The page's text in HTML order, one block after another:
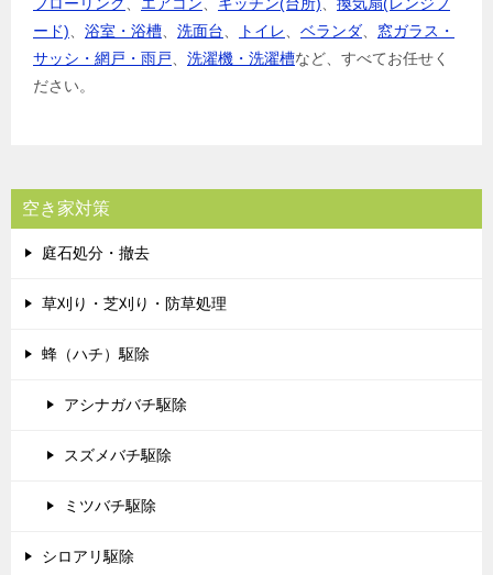
ード)
浴室・浴槽 洗面台 トイレ ベランダ
窓ガラス・
サッシ・網戸・雨戸
洗濯機・洗濯槽など、すべてお任せく
ださい。
空き家対策
庭石処分・撤去
草刈り・芝刈り・防草処理
蜂（ハチ）駆除
アシナガバチ駆除
スズメバチ駆除
ミツバチ駆除
シロアリ駆除